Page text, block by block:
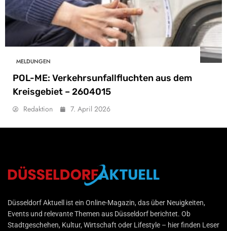
MELDUNGEN
POL-ME: Verkehrsunfallfluchten aus dem
Kreisgebiet – 2604015
Redaktion 7. April 2026
Düsseldorf Aktuell
Düsseldorf Aktuell ist ein Online-Magazin, das über Neuigkeiten,
Events und relevante Themen aus Düsseldorf berichtet. Ob
Stadtgeschehen, Kultur, Wirtschaft oder Lifestyle – hier finden Leser